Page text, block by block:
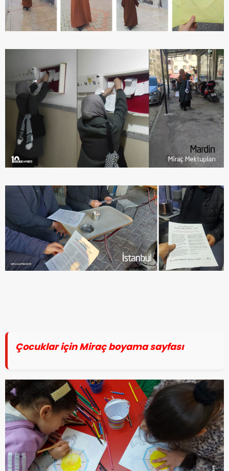
Çocuklar için Miraç boyama sayfası